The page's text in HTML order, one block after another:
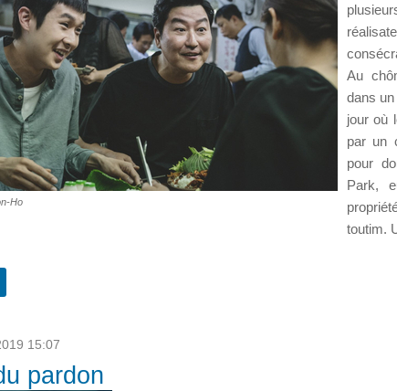
Ho
Au
dans un
jour où
par un
pour
Park,
toutim.
15:07
pardon